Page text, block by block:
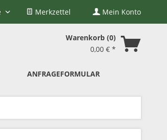
Merkzettel Mein Konto
Warenkorb 0
0,00 € *
ANFRAGEFORMULAR